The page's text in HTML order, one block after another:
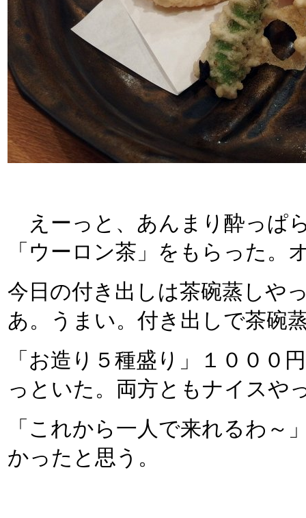
えーっと、あんまり酔っぱ
「ウーロン茶」をもらった。
今日の付き出しは茶碗蒸しや
あ。うまい。付き出しで茶碗
「お造り５種盛り」１０００
っといた。両方ともナイスや
「これから一人で来れるわ
かったと思う。